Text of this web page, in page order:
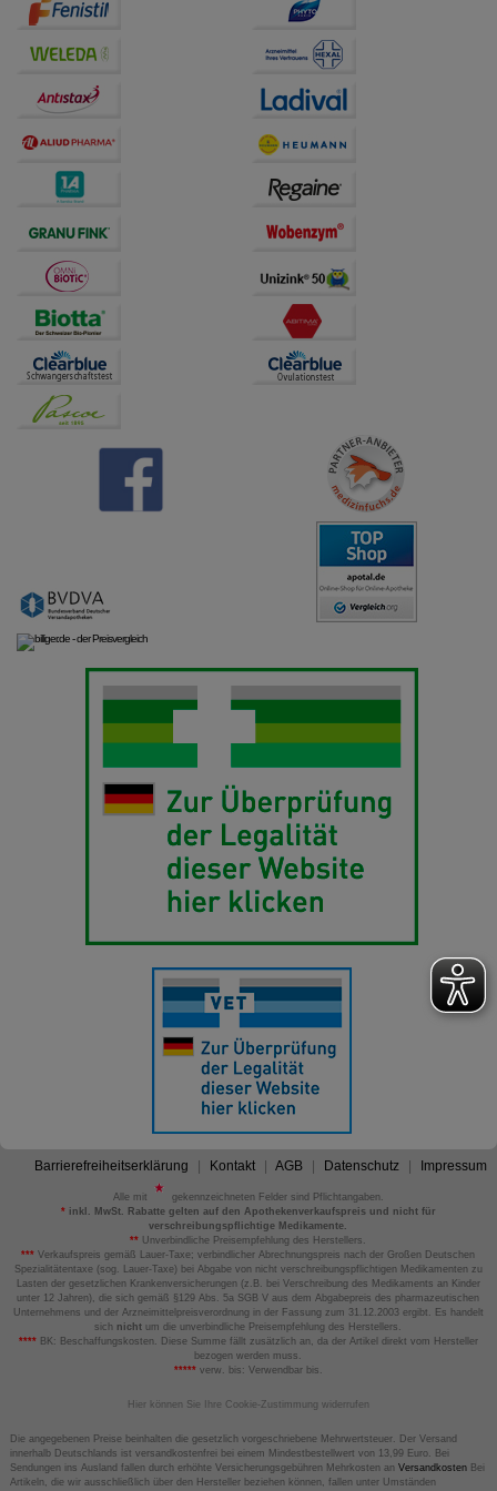
Drittseiten möglichst relevant für Sie zu gestalten.
Dritte wie z.B. Google oder soziale Medien
Barrierefreiheitserklärung Kontakt AGB Datenschutz Impressum
Alle mit
gekennzeichneten Felder sind Pflichtangaben.
*inkl. MwSt. Rabatte gelten auf den Apothekenverkaufspreis und nicht für
verschreibungspflichtige Medikamente.
** Unverbindliche Preisempfehlung des Herstellers.
*** Verkaufspreis gemäß Lauer-Taxe; verbindlicher Abrechnungspreis nach der Großen Deutschen
Spezialitätentaxe (sog. Lauer-Taxe) bei Abgabe von nicht verschreibungspflichtigen Medikamenten zu
Lasten der gesetzlichen Krankenversicherungen (z.B. bei Verschreibung des Medikaments an Kinder
unter 12 Jahren), die sich gemäß §129 Abs. 5a SGB V aus dem Abgabepreis des pharmazeutischen
Unternehmens und der Arzneimittelpreisverordnung in der Fassung zum 31.12.2003 ergibt. Es handelt
sich nicht um die unverbindliche Preisempfehlung des Herstellers.
****BK: Beschaffungskosten. Diese Summe fällt zusätzlich an, da der Artikel direkt vom Hersteller
bezogen werden muss.
*****verw. bis: Verwendbar bis.
Hier können Sie Ihre Cookie-Zustimmung widerrufen
Die angegebenen Preise beinhalten die gesetzlich vorgeschriebene Mehrwertsteuer. Der Versand
innerhalb Deutschlands ist versandkostenfrei bei einem Mindestbestellwert von 13,99 Euro. Bei
Sendungen ins Ausland fallen durch erhöhte Versicherungsgebühren Mehrkosten an VersandkostenBei
Artikeln, die wir ausschließlich über den Hersteller beziehen können, fallen unter Umständen